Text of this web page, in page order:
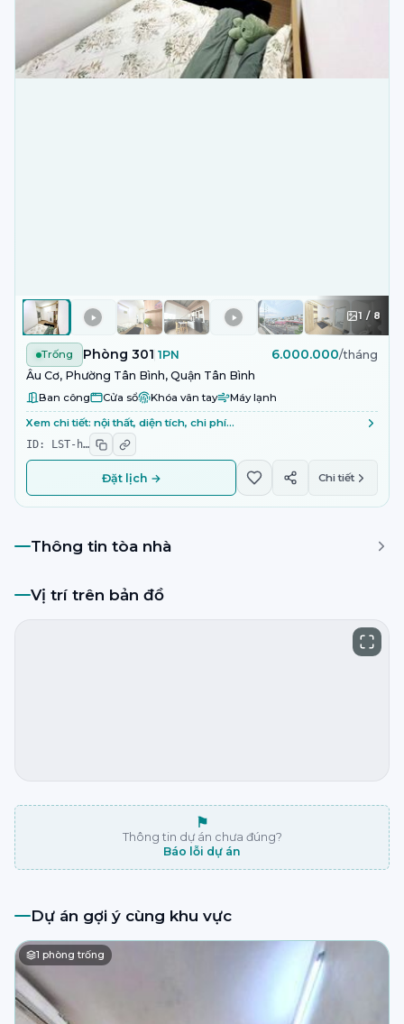
1 / 8
Trống Phòng 301 1PN 6.000.000/tháng
Âu Cơ, Phường Tân Bình, Quận Tân Bình
Ban công Cửa sổ Khóa vân tay Máy lạnh
Xem chi tiết: nội thất, diện tích, chi phí…
ID: LST-h…
Đặt lịch → Chi tiết
Thông tin tòa nhà
Vị trí trên bản đồ
⚑
Thông tin dự án chưa đúng?
Báo lỗi dự án
Dự án gợi ý cùng khu vực
1 phòng trống